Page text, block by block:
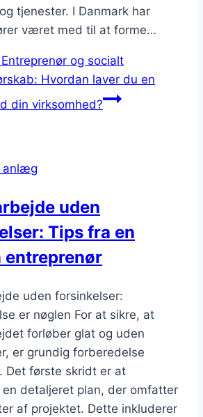
tjenester. I Danmark har
været med til at forme…
Entreprenør og socialt
Hvordan laver du en
din virksomhed?
anlæg
uden
Tips fra en
entreprenør
uden forsinkelser:
er nøglen For at sikre, at
forløber glat og uden
er grundig forberedelse
Det første skridt er at
detaljeret plan, der omfatter
af projektet. Dette inkluderer